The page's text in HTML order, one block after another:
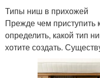
Ниша под телевизор
Типы ниш в прихожей
Прежде чем приступить
определить, какой тип
хотите создать.